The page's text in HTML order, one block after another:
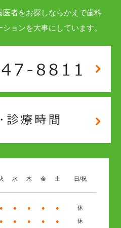
者をお探しならかえで歯科
ョンを大事にしています。
水 木 金 土 日/祝
● ● ● ● ● 休
● ● ● ● ● 休